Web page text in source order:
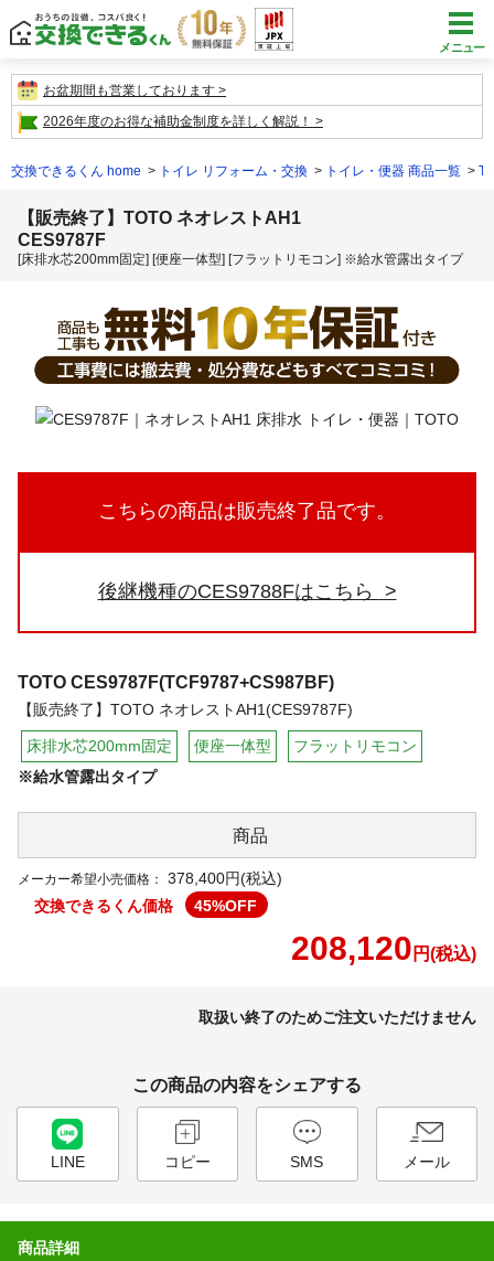
メニュー
お盆期間も営業しております
2026年度のお得な補助金制度を詳しく解説！
交換できるくん home トイレ リフォーム・交換 トイレ・便器 商品一覧
【販売終了】TOTO ネオレストAH1
CES9787F
[床排水芯200mm固定] [便座一体型] [フラットリモコン] ※給水管露出タイプ
こちらの商品は販売終了品です。
後継機種のCES9788Fはこちら
TOTO CES9787F(TCF9787+CS987BF)
【販売終了】TOTO ネオレストAH1(CES9787F)
床排水芯200mm固定 便座一体型
フラットリモコン
※給水管露出タイプ
商品
メーカー希望小売価格：
378,400円(税込)
交換できるくん価格
45%OFF
208,120 円(税込)
取扱い終了のためご注文いただけません
この商品の内容をシェアする
LINE コピー SMS メール
商品詳細